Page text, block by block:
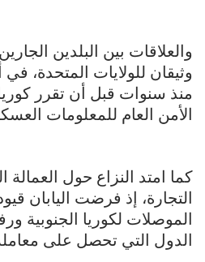
والعلاقات بين البلدين
وثيقان للولايات المتحدة،
منذ سنوات قبل أن تقرر كوريا
الأمن العام للمعلومات
كما امتد النزاع حول
التجارة، إذ فرضت اليابان
الموصلات لكوريا الجنوبية
الدول التي تحصل على